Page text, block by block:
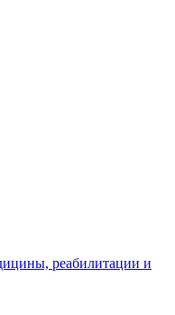
реабилитации и